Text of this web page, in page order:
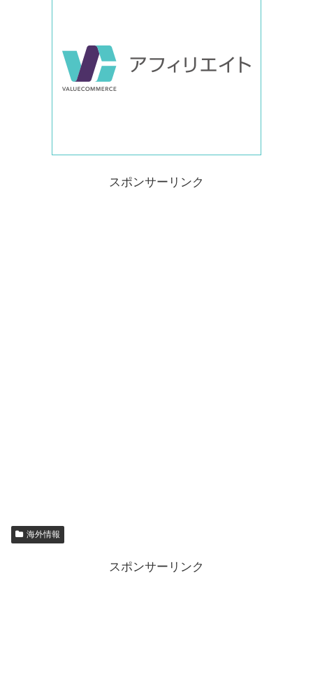
スポンサーリンク
海外情報
スポンサーリンク